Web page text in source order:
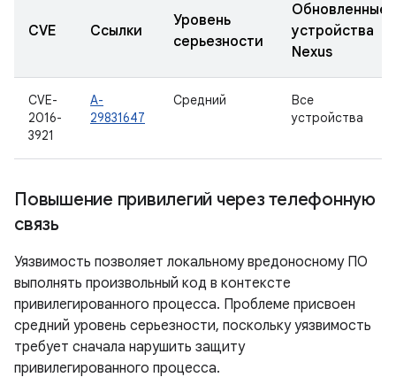
CVE Ссылки
Уровень
серьезности
Обновленные
устройства
Nexus
CVE-
2016-
3921
A-
29831647
Средний
Все
устройства
Повышение привилегий через телефонную
связь
Уязвимость позволяет локальному вредоносному ПО
выполнять произвольный код в контексте
привилегированного процесса. Проблеме присвоен
средний уровень серьезности, поскольку уязвимость
требует сначала нарушить защиту
привилегированного процесса.